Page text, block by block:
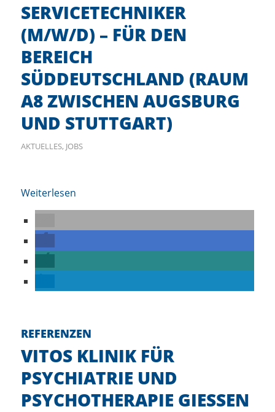
SERVICETECHNIKER
(M/W/D) – FÜR DEN
BEREICH
SÜDDEUTSCHLAND (RAUM
A8 ZWISCHEN AUGSBURG
UND STUTTGART)
AKTUELLES, JOBS
Weiterlesen
REFERENZEN
VITOS KLINIK FÜR
PSYCHIATRIE UND
PSYCHOTHERAPIE GIESSEN